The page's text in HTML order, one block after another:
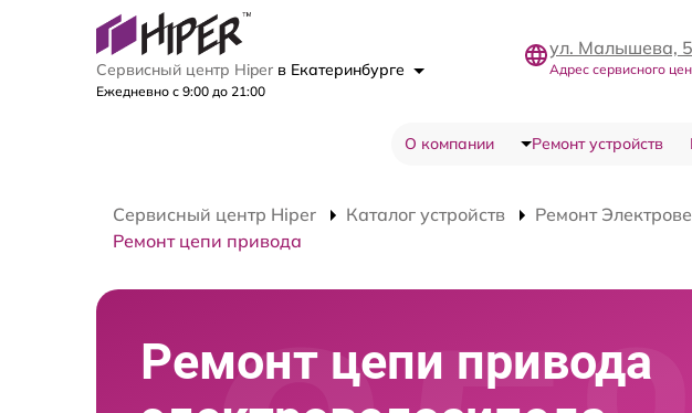
Сервисный центр Hiper в Екатеринбурге
Ежедневно с 9:00 до 21:00
ул. Малышева,
Адрес сервисного
О компании Ремонт устройств
Сервисный центр Hiper Каталог устройств Ремонт
Ремонт цепи привода
Ремонт цепи привода